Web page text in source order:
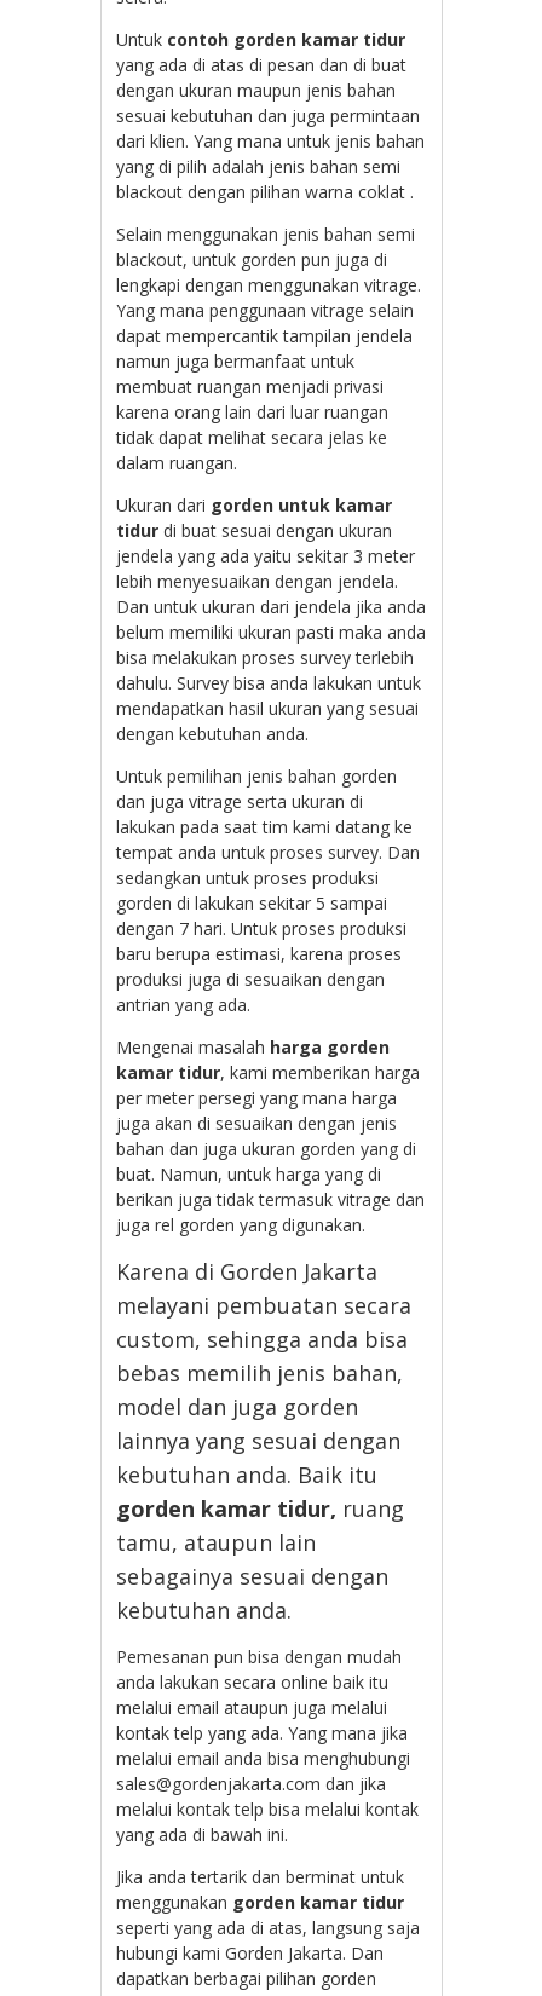
Untuk contoh gorden kamar tidur
yang ada di atas di pesan dan di buat
dengan ukuran maupun jenis bahan
sesuai kebutuhan dan juga permintaan
dari klien. Yang mana untuk jenis bahan
yang di pilih adalah jenis bahan semi
blackout dengan pilihan warna coklat .
Selain menggunakan jenis bahan semi
blackout, untuk gorden pun juga di
lengkapi dengan menggunakan vitrage.
Yang mana penggunaan vitrage selain
dapat mempercantik tampilan jendela
namun juga bermanfaat untuk
membuat ruangan menjadi privasi
karena orang lain dari luar ruangan
tidak dapat melihat secara jelas ke
dalam ruangan.
Ukuran dari gorden untuk kamar
tidur di buat sesuai dengan ukuran
jendela yang ada yaitu sekitar 3 meter
lebih menyesuaikan dengan jendela.
Dan untuk ukuran dari jendela jika anda
belum memiliki ukuran pasti maka anda
bisa melakukan proses survey terlebih
dahulu. Survey bisa anda lakukan untuk
mendapatkan hasil ukuran yang sesuai
dengan kebutuhan anda.
Untuk pemilihan jenis bahan gorden
dan juga vitrage serta ukuran di
lakukan pada saat tim kami datang ke
tempat anda untuk proses survey. Dan
sedangkan untuk proses produksi
gorden di lakukan sekitar 5 sampai
dengan 7 hari. Untuk proses produksi
baru berupa estimasi, karena proses
produksi juga di sesuaikan dengan
antrian yang ada.
Mengenai masalah harga gorden
kamar tidur, kami memberikan harga
per meter persegi yang mana harga
juga akan di sesuaikan dengan jenis
bahan dan juga ukuran gorden yang di
buat. Namun, untuk harga yang di
berikan juga tidak termasuk vitrage dan
juga rel gorden yang digunakan.
Karena di Gorden Jakarta
melayani pembuatan secara
custom, sehingga anda bisa
bebas memilih jenis bahan,
model dan juga gorden
lainnya yang sesuai dengan
kebutuhan anda. Baik itu
gorden kamar tidur, ruang
tamu, ataupun lain
sebagainya sesuai dengan
kebutuhan anda.
Pemesanan pun bisa dengan mudah
anda lakukan secara online baik itu
melalui email ataupun juga melalui
kontak telp yang ada. Yang mana jika
melalui email anda bisa menghubungi
sales@gordenjakarta.com dan jika
melalui kontak telp bisa melalui kontak
yang ada di bawah ini.
Jika anda tertarik dan berminat untuk
menggunakan gorden kamar tidur
seperti yang ada di atas, langsung saja
hubungi kami Gorden Jakarta. Dan
dapatkan berbagai pilihan gorden